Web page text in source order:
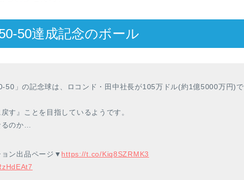
50達成記念のボール
50」の記念球は、ロコンド・田中社長が105万ドル(約1億5000万円)で
す』ことを目指しているようです。
のか…
ン出品ページ▼ https://t.co/Kiq8SZRMK3